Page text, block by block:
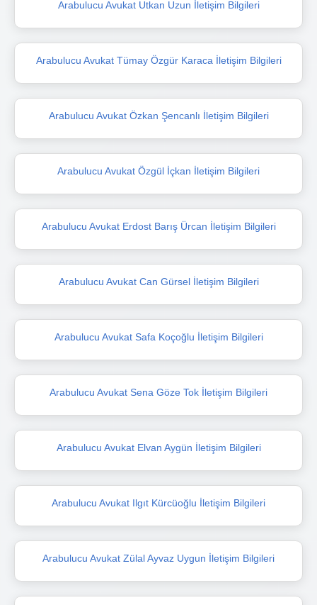
Arabulucu Avukat Utkan Uzun İletişim Bilgileri
Arabulucu Avukat Tümay Özgür Karaca İletişim Bilgileri
Arabulucu Avukat Özkan Şencanlı İletişim Bilgileri
Arabulucu Avukat Özgül İçkan İletişim Bilgileri
Arabulucu Avukat Erdost Barış Ürcan İletişim Bilgileri
Arabulucu Avukat Can Gürsel İletişim Bilgileri
Arabulucu Avukat Safa Koçoğlu İletişim Bilgileri
Arabulucu Avukat Sena Göze Tok İletişim Bilgileri
Arabulucu Avukat Elvan Aygün İletişim Bilgileri
Arabulucu Avukat Ilgıt Kürcüoğlu İletişim Bilgileri
Arabulucu Avukat Zülal Ayvaz Uygun İletişim Bilgileri